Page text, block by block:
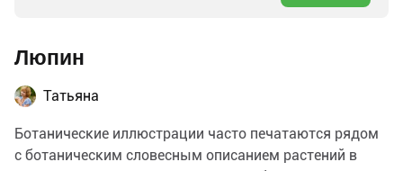
Люпин
Татьяна
Ботанические иллюстрации часто печатаются рядом
с ботаническим словесным описанием растений в